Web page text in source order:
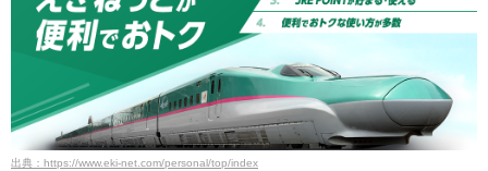
出典：https://www.eki-net.com/personal/top/index